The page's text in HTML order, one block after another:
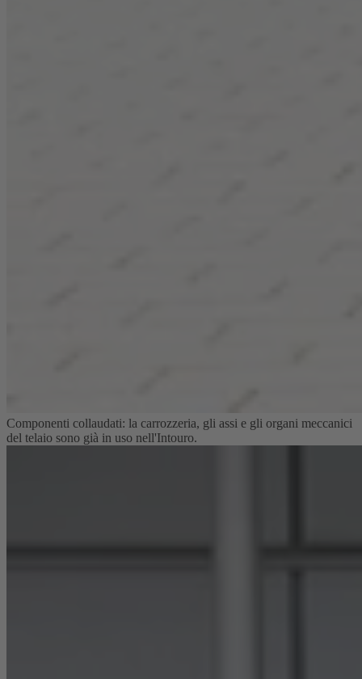
Componenti collaudati: la carrozzeria, gli assi e gli organi meccanici
del telaio sono già in uso nell'Intouro.